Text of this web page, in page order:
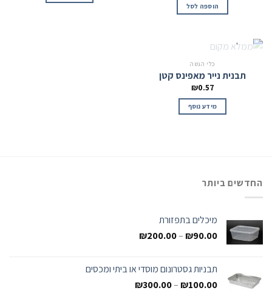
הוספה לסל
המלאי אזל
כלי הגשה
תבנית נייר מאפינס קטן
₪0.57
מידע נוסף
החדשים ביותר
מיכלים בתפזורת
₪90.00
–
₪200.00
תבניות גסטרונום מוסדי או ביתי ומכסים
₪100.00
–
₪300.00